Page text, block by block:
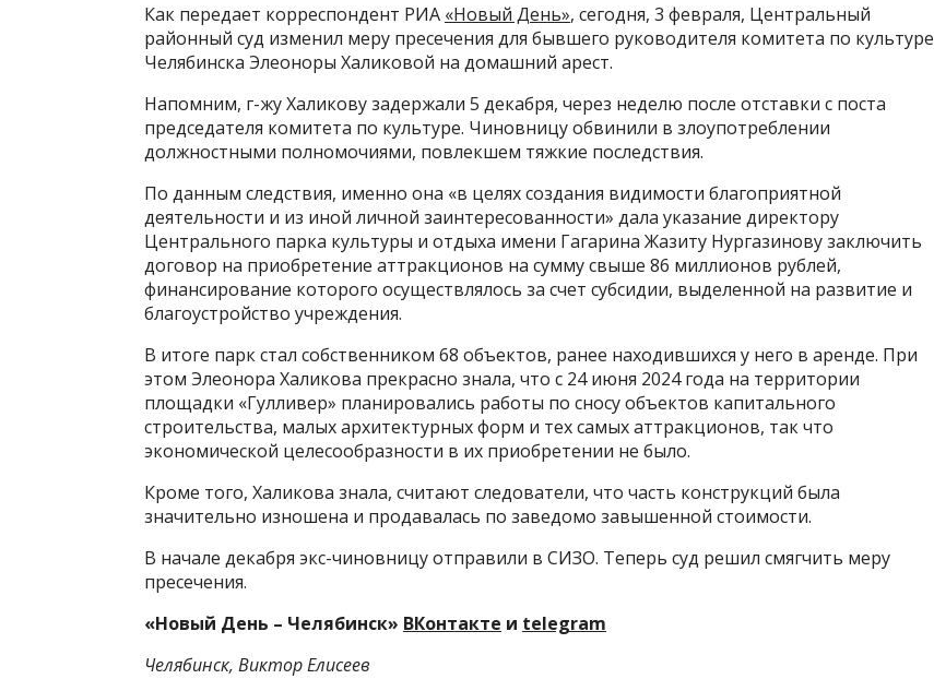
Как передает корреспондент РИА «Новый День», сегодня, 3 февраля, Центральный
районный суд изменил меру пресечения для бывшего руководителя комитета по культуре
Челябинска Элеоноры Халиковой на домашний арест.
Напомним, г-жу Халикову задержали 5 декабря, через неделю после отставки с поста
председателя комитета по культуре. Чиновницу обвинили в злоупотреблении
должностными полномочиями, повлекшем тяжкие последствия.
По данным следствия, именно она «в целях создания видимости благоприятной
деятельности и из иной личной заинтересованности» дала указание директору
Центрального парка культуры и отдыха имени Гагарина Жазиту Нургазинову заключить
договор на приобретение аттракционов на сумму свыше 86 миллионов рублей,
финансирование которого осуществлялось за счет субсидии, выделенной на развитие и
благоустройство учреждения.
В итоге парк стал собственником 68 объектов, ранее находившихся у него в аренде. При
этом Элеонора Халикова прекрасно знала, что с 24 июня 2024 года на территории
площадки «Гулливер» планировались работы по сносу объектов капитального
строительства, малых архитектурных форм и тех самых аттракционов, так что
экономической целесообразности в их приобретении не было.
Кроме того, Халикова знала, считают следователи, что часть конструкций была
значительно изношена и продавалась по заведомо завышенной стоимости.
В начале декабря экс-чиновницу отправили в СИЗО. Теперь суд решил смягчить меру
пресечения.
«Новый День – Челябинск» ВКонтакте и telegram
Челябинск, Виктор Елисеев